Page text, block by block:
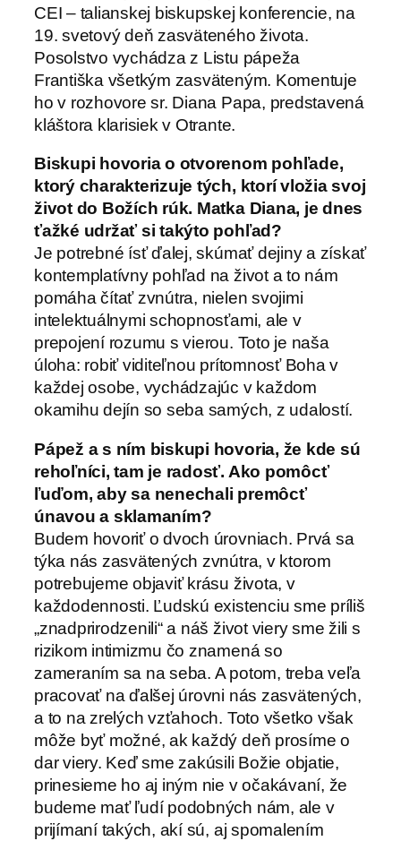
CEI – talianskej biskupskej konferencie, na
19. svetový deň zasväteného života.
Posolstvo vychádza z Listu pápeža
Františka všetkým zasväteným. Komentuje
ho v rozhovore sr. Diana Papa, predstavená
kláštora klarisiek v Otrante.
Biskupi hovoria o otvorenom pohľade,
ktorý charakterizuje tých, ktorí vložia svoj
život do Božích rúk. Matka Diana, je dnes
ťažké udržať si takýto pohľad?
Je potrebné ísť ďalej, skúmať dejiny a získať
kontemplatívny pohľad na život a to nám
pomáha čítať zvnútra, nielen svojimi
intelektuálnymi schopnosťami, ale v
prepojení rozumu s vierou. Toto je naša
úloha: robiť viditeľnou prítomnosť Boha v
každej osobe, vychádzajúc v každom
okamihu dejín so seba samých, z udalostí.
Pápež a s ním biskupi hovoria, že kde sú
rehoľníci, tam je radosť. Ako pomôcť
ľuďom, aby sa nenechali premôcť
únavou a sklamaním?
Budem hovoriť o dvoch úrovniach. Prvá sa
týka nás zasvätených zvnútra, v ktorom
potrebujeme objaviť krásu života, v
každodennosti. Ľudskú existenciu sme príliš
„znadprirodzenili“ a náš život viery sme žili s
rizikom intimizmu čo znamená so
zameraním sa na seba. A potom, treba veľa
pracovať na ďalšej úrovni nás zasvätených,
a to na zrelých vzťahoch. Toto všetko však
môže byť možné, ak každý deň prosíme o
dar viery. Keď sme zakúsili Božie objatie,
prinesieme ho aj iným nie v očakávaní, že
budeme mať ľudí podobných nám, ale v
prijímaní takých, akí sú, aj spomalením